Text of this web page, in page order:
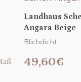
Landhaus
Angara Beige
Blichdicht
49,60€